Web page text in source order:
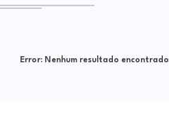
Error:Nenhum resultado encontrado